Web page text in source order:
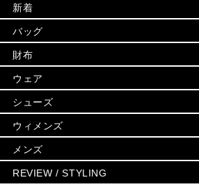
▶ ウィメンズ
バッグ
小物
シューズ・靴
ウェア
アクセサリー
時計
▶ メンズ
バッグ
PRODUCT OF THE MONTH - 今月の特別価格
再値下げアイテム
追加アイテム
▶ ウィメンズすべて(ウェア・シューズ除く)
バッグ
財布・小物
ウェア
シューズ
時計・ジュエリー
新着
夏のスタイル
▶ すべて
▶ ウィメンズすべて
財布・小物
アクセサリー
フレグランス
シューズ
バッグ
人気の定番アイテム
日本限定 - バッグ
▶ ウィメンズすべて
トートバッグ
ショルダーバッグ
クロスボディ・斜め掛け
財布
日本限定 - 財布・小物
▶ ウィメンズすべて
GREENWICH
折り財布(二つ折り・三つ折り)
長財布
ウェア
▶ ウィメンズすべて
トップス
スカート・パンツ
ジャケット・アウター
シューズ
▶ ウィメンズすべて
サンダル
スニーカー
ウィメンズ
人気の定番アイテム
▶ ウィメンズすべて
メンズ
▶ メンズすべて
REVIEW / STYLING